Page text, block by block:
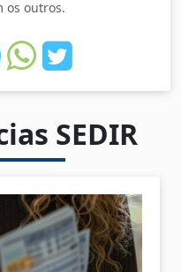
os outros.
SEDIR